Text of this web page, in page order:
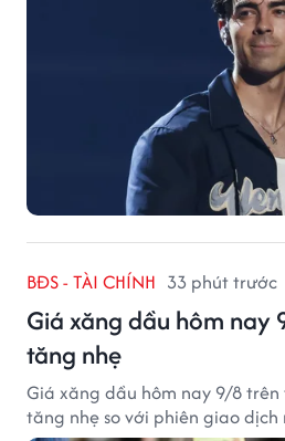
BĐS - TÀI CHÍNH 33 phút trước
Giá xăng dầu hôm nay
tăng nhẹ
Giá xăng dầu hôm nay 9/8
tăng nhẹ so với phiên giao dịch